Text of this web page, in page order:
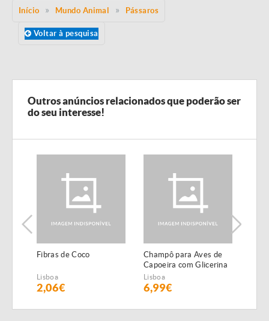
Início Mundo Animal Pássaros
Voltar à pesquisa
Outros anúncios relacionados que poderão ser
do seu interesse!
Fibras de Coco
Lisboa
2,06€
Champô para Aves de
Capoeira com Glicerina
Lisboa
6,99€